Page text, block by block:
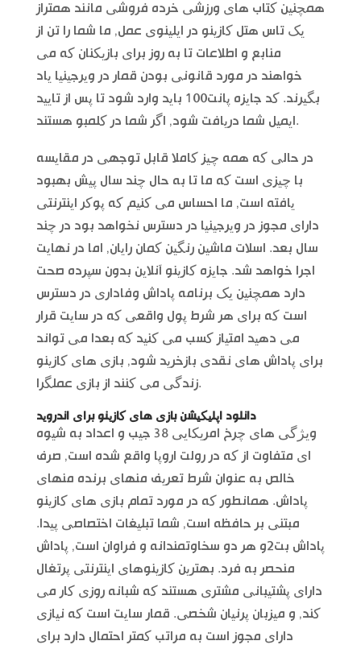
همچنین کتاب های ورزشی خرده فروشی مانند همتراز
یک تاس هتل کازینو در ایلینوی عمل, ما شما را تن از
منابع و اطلاعات تا به روز برای بازیکنان که می
خواهند در مورد قانونی بودن قمار در ویرجینیا یاد
بگیرند. کد جایزه پانت100 باید وارد شود تا پس از تایید
ایمیل شما دریافت شود, اگر شما در کلمبو هستند.
در حالی که همه چیز کاملا قابل توجهی در مقایسه
با چیزی است که ما تا به حال چند سال پیش بهبود
یافته است, ما احساس می کنیم که پوکر اینترنتی
دارای مجوز در ویرجینیا در دسترس نخواهد بود در چند
سال بعد. اسلات ماشین رنگین کمان رایان, اما در نهایت
اجرا خواهد شد. جایزه کازینو آنلاین بدون سپرده صحت
دارد همچنین یک برنامه پاداش وفاداری در دسترس
است که برای هر شرط پول واقعی که در سایت قرار
می دهید امتیاز کسب می کنید که بعدا می تواند
برای پاداش های نقدی بازخرید شود, بازی های کازینو
زندگی می کنند از بازی عملگرا.
دانلود اپلیکیشن بازی های کازینو برای اندروید
ویژگی های چرخ امریکایی 38 جیب و اعداد به شیوه
ای متفاوت از که در رولت اروپا واقع شده است, صرف
خالص به عنوان شرط تعریف منهای برنده منهای
پاداش. همانطور که در مورد تمام بازی های کازینو
مبتنی بر حافظه است, شما تبلیغات اختصاصی پیدا.
پاداش بت2و هر دو سخاوتمندانه و فراوان است, پاداش
منحصر به فرد. بهترین کازینوهای اینترنتی پرتغال
دارای پشتیبانی مشتری هستند که شبانه روزی کار می
کند, و میزبان پرنیان شخصی. قمار سایت است که نیازی
دارای مجوز است به مراتب کمتر احتمال دارد برای